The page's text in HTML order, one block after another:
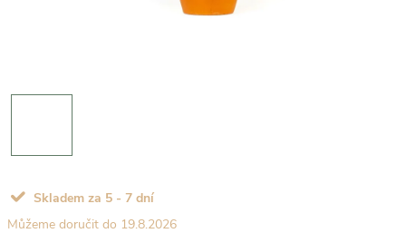
Skladem za 5 - 7 dní
19.8.2026